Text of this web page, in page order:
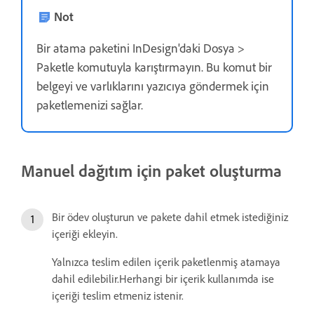
Not
Bir atama paketini InDesign'daki Dosya >
Paketle komutuyla karıştırmayın. Bu komut bir
belgeyi ve varlıklarını yazıcıya göndermek için
paketlemenizi sağlar.
Manuel dağıtım için paket oluşturma
Bir ödev oluşturun ve pakete dahil etmek istediğiniz
içeriği ekleyin.
Yalnızca teslim edilen içerik paketlenmiş atamaya
dahil edilebilir.Herhangi bir içerik kullanımda ise
içeriği teslim etmeniz istenir.